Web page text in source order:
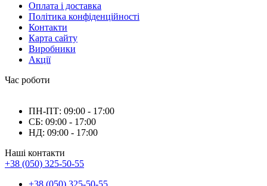
Оплата і доставка
Політика конфіденційності
Контакти
Карта сайту
Виробники
Акції
Час роботи
ПН-ПТ: 09:00 - 17:00
СБ: 09:00 - 17:00
НД: 09:00 - 17:00
Наші контакти
+38 (050) 325-50-55